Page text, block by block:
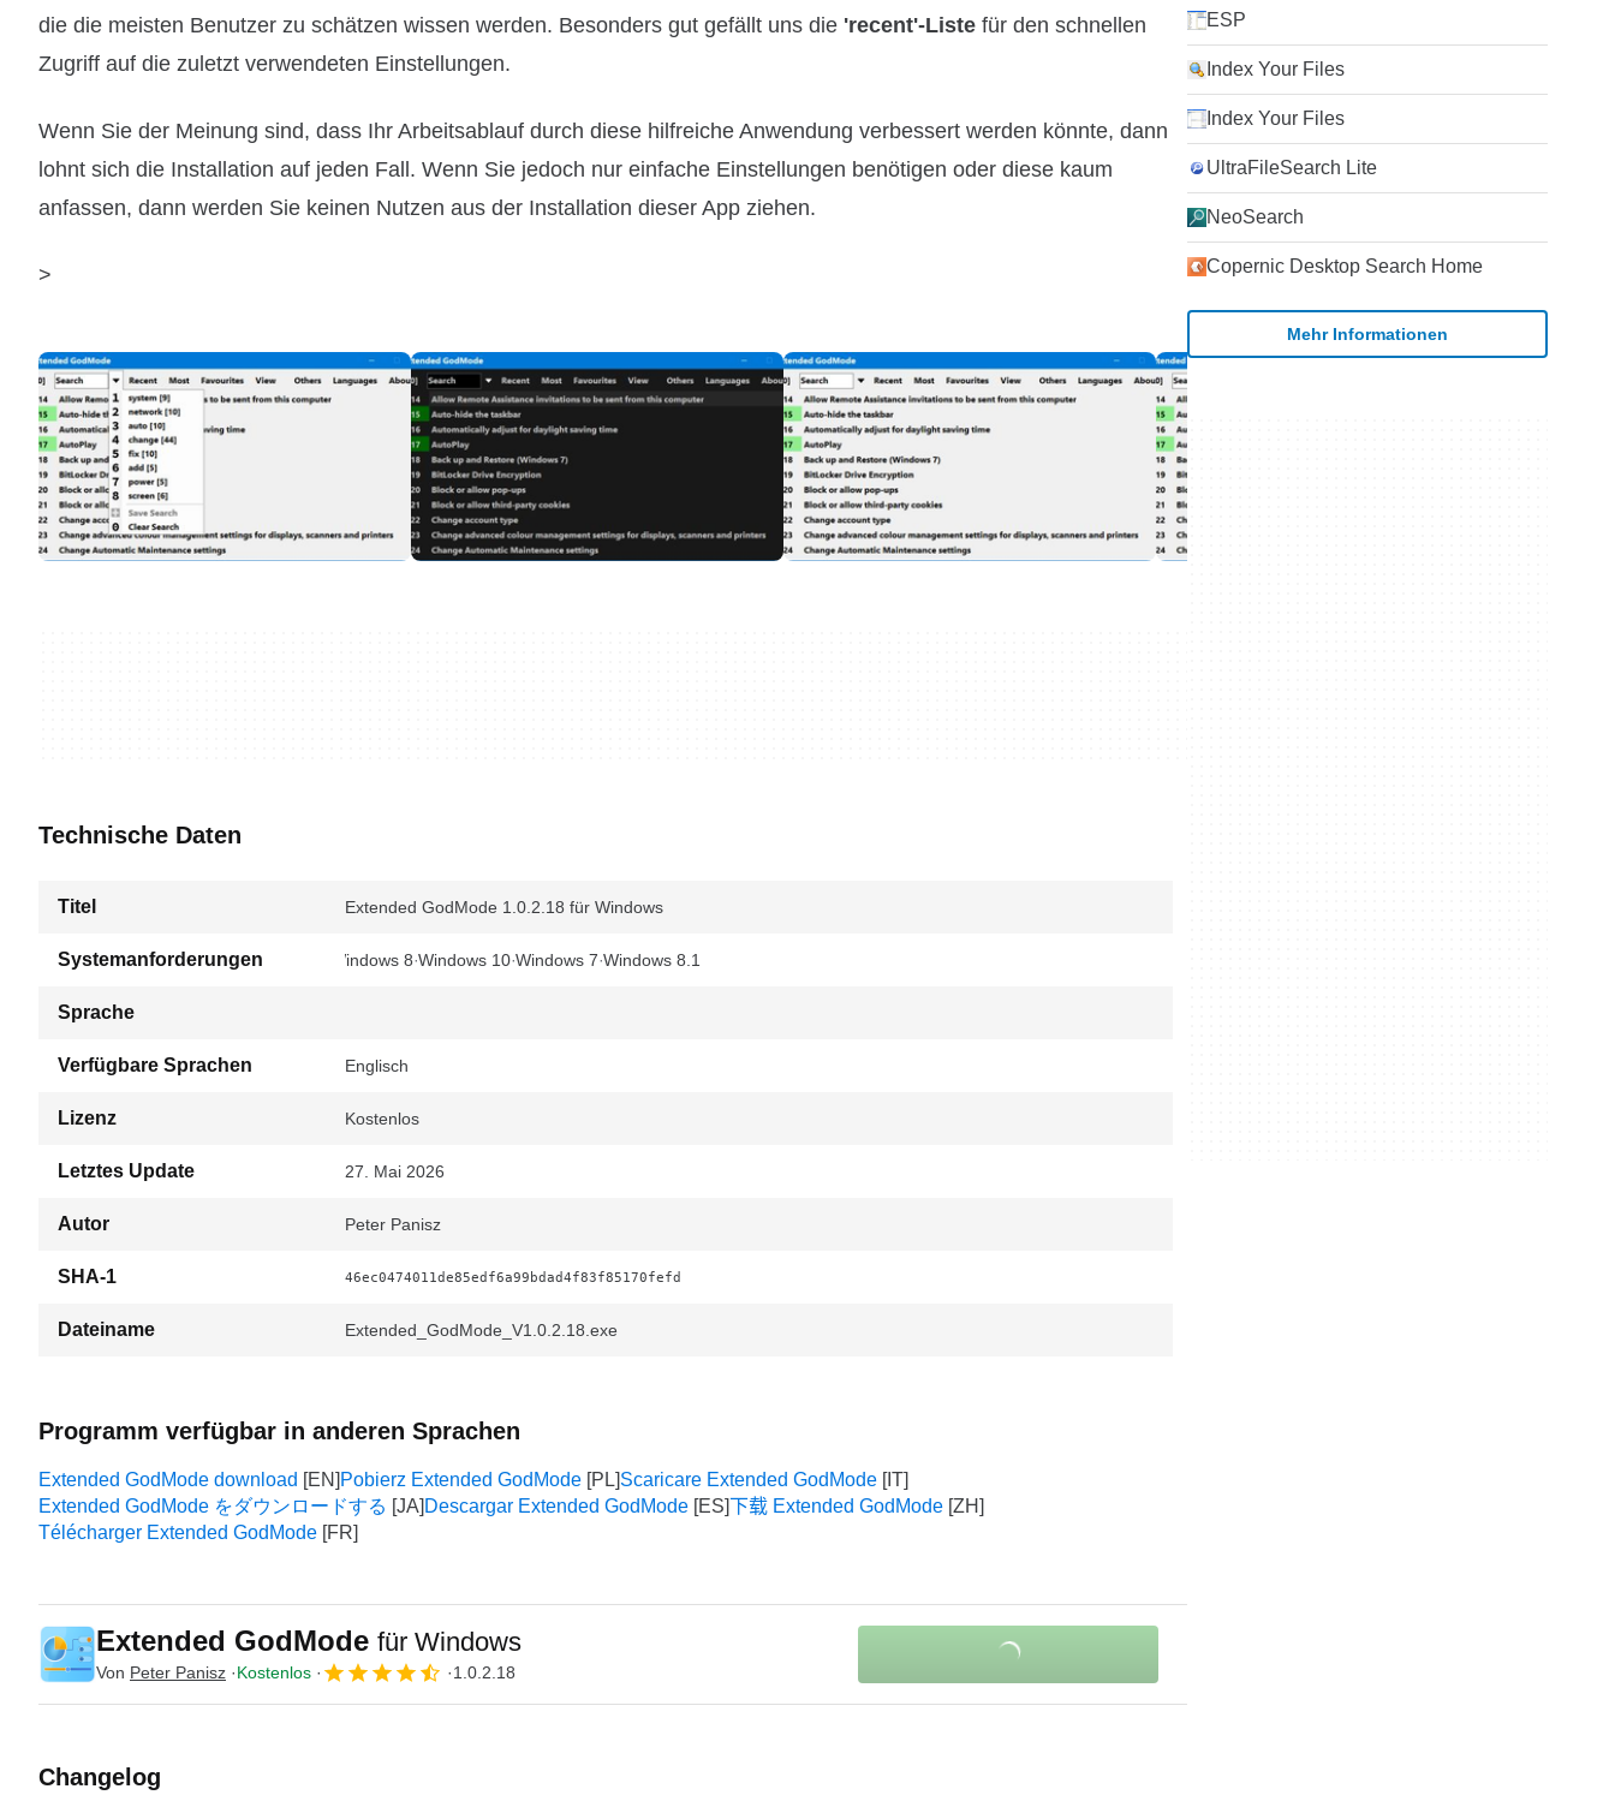
die die meisten Benutzer zu schätzen wissen werden. Besonders gut gefällt uns die 'recent'-Liste für den schnellen
Zugriff auf die zuletzt verwendeten Einstellungen.
Wenn Sie der Meinung sind, dass Ihr Arbeitsablauf durch diese hilfreiche Anwendung verbessert werden könnte, dann
lohnt sich die Installation auf jeden Fall. Wenn Sie jedoch nur einfache Einstellungen benötigen oder diese kaum
anfassen, dann werden Sie keinen Nutzen aus der Installation dieser App ziehen.
>
Technische Daten
Titel Extended GodMode 1.0.2.18 für Windows
Systemanforderungen Windows 8 Windows 10 Windows 7 Windows 8.1
Sprache
Verfügbare Sprachen Englisch
Lizenz Kostenlos
Letztes Update 27. Mai 2026
Autor Peter Panisz
SHA-1 46ec0474011de85edf6a99bdad4f83f85170fefd
Dateiname Extended_GodMode_V1.0.2.18.exe
Programm verfügbar in anderen Sprachen
Extended GodMode download Pobierz Extended GodMode
Scaricare Extended GodMode
Extended GodMode をダウンロードする
Descargar Extended GodMode
下载 Extended GodMode
Télécharger Extended GodMode
Extended GodMode für Windows
Von Peter Panisz Kostenlos 1.0.2.18
Changelog
ESP
Index Your Files
Index Your Files
UltraFileSearch Lite
NeoSearch
Copernic Desktop Search Home
Mehr Informationen